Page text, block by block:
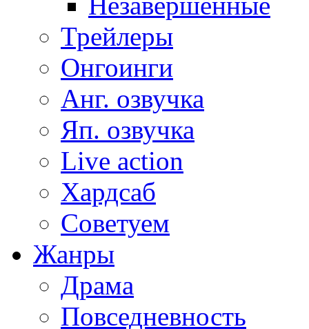
Трейлеры
Онгоинги
Анг. озвучка
Яп. озвучка
Live action
Хардсаб
Советуем
Жанры
Драма
Повседневность